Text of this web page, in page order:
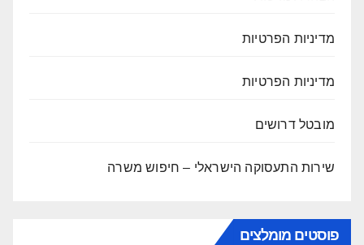
מדיניות הפרטיות
מדיניות הפרטיות
מובטל דרושים
שירות התעסוקה הישראלי – חיפוש משרה
פוסטים מומלצים